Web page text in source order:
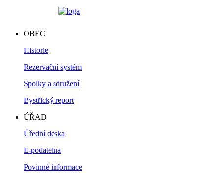
OBEC
Historie
Rezervační systém
Spolky a sdružení
Bystřický report
ÚŘAD
Úřední deska
E-podatelna
Povinné informace